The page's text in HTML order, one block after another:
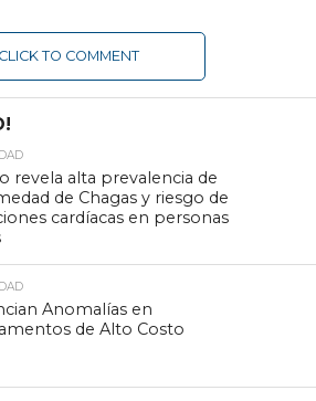
CLICK TO COMMENT
revela alta prevalencia de
de Chagas y riesgo de
cardíacas en personas
Anomalías en
de Alto Costo